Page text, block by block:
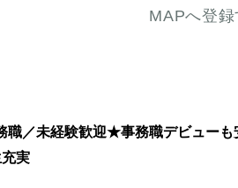
MAPへ登録
職／未経験歓迎★事務職デビュー
実